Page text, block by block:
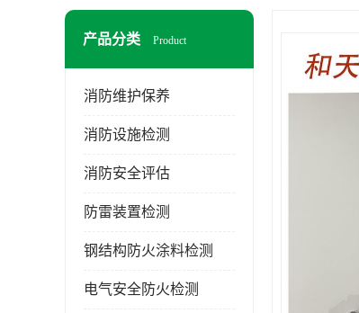
产品分类 Product
消防维护保养
消防设施检测
消防安全评估
防雷装置检测
钢结构防火涂料检测
电气安全防火检测